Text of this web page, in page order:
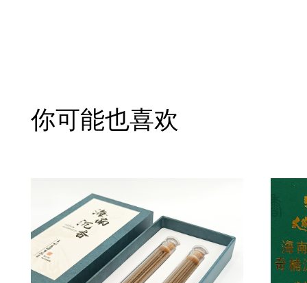
你可能也喜欢